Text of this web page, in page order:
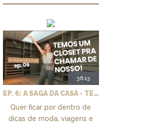
36:13
EP. 6: A SAGA DA CASA - TEMOS UM CLOSET PRA CHAMAR DE NOSSO + MARCENARIA E PAISAGISMO
Quer ficar por dentro de
dicas de moda, viagens e